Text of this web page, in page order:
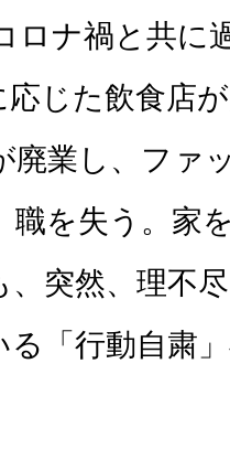
ロナ禍と共に
応じた飲食店
廃業し、ファ
職を失う。家
、突然、理不
る「行動自粛